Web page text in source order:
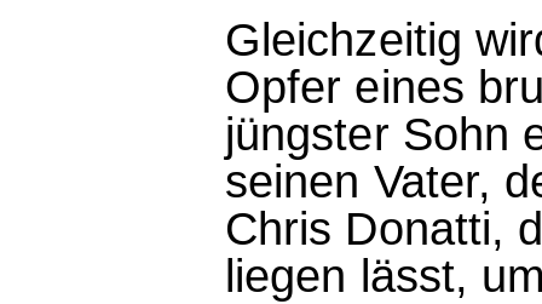
Gleichzeitig
Opfer eines
jüngster Sohn
seinen Vater,
Chris Donatti,
liegen lässt,